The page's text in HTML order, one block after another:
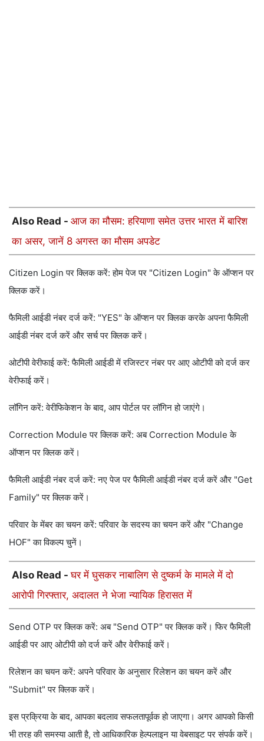
Also Read - आज का मौसम: हरियाणा समेत उत्तर भारत में बारिश
का असर, जानें 8 अगस्त का मौसम अपडेट
Citizen Login पर क्लिक करें: होम पेज पर "Citizen Login" के ऑप्शन पर
क्लिक करें।
फैमिली आईडी नंबर दर्ज करें: "YES" के ऑप्शन पर क्लिक करके अपना फैमिली
आईडी नंबर दर्ज करें और सर्च पर क्लिक करें।
ओटीपी वेरीफाई करें: फैमिली आईडी में रजिस्टर नंबर पर आए ओटीपी को दर्ज कर
वेरीफाई करें।
लॉगिन करें: वेरीफिकेशन के बाद, आप पोर्टल पर लॉगिन हो जाएंगे।
Correction Module पर क्लिक करें: अब Correction Module के
ऑप्शन पर क्लिक करें।
फैमिली आईडी नंबर दर्ज करें: नए पेज पर फैमिली आईडी नंबर दर्ज करें और "Get
Family" पर क्लिक करें।
परिवार के मेंबर का चयन करें: परिवार के सदस्य का चयन करें और "Change
HOF" का विकल्प चुनें।
Also Read -घर में घुसकर नाबालिग से दुष्कर्म के मामले में दो
आरोपी गिरफ्तार, अदालत ने भेजा न्यायिक हिरासत में
Send OTP पर क्लिक करें: अब "Send OTP" पर क्लिक करें। फिर फैमिली
आईडी पर आए ओटीपी को दर्ज करें और वेरीफाई करें।
रिलेशन का चयन करें: अपने परिवार के अनुसार रिलेशन का चयन करें और
"Submit" पर क्लिक करें।
इस प्रक्रिया के बाद, आपका बदलाव सफलतापूर्वक हो जाएगा। अगर आपको किसी
भी तरह की समस्या आती है, तो आधिकारिक हेल्पलाइन या वेबसाइट पर संपर्क करें।